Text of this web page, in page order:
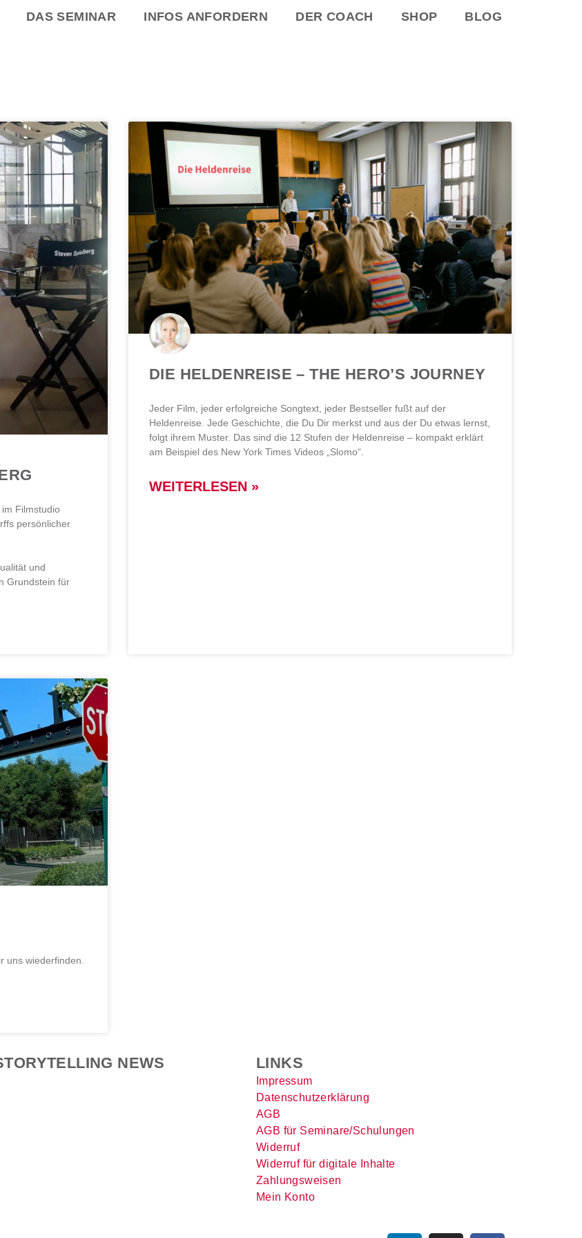
DAS SEMINAR INFOS ANFORDERN DER COACH SHOP BLOG
Filmstudio
persönlicher
und
Grundstein für
DIE HELDENREISE – THE HERO’S JOURNEY
Jeder Film, jeder erfolgreiche Songtext, jeder Bestseller fußt auf der
Heldenreise. Jede Geschichte, die Du Dir merkst und aus der Du etwas lernst,
folgt ihrem Muster. Das sind die 12 Stufen der Heldenreise – kompakt erklärt
am Beispiel des New York Times Videos „Slomo“.
WEITERLESEN »
uns wiederfinden.
NEWS LINKS
Impressum
Datenschutzerklärung
AGB
AGB für Seminare/Schulungen
Widerruf
Widerruf für digitale Inhalte
Zahlungsweisen
Mein Konto